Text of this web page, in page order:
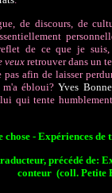
de discours, de
de ce que je
veux retrouver dans un
pas afin de laisser
m'a ébloui?Yves
qui tente
- Expériences de
précédé de:
conteur (coll. Petite